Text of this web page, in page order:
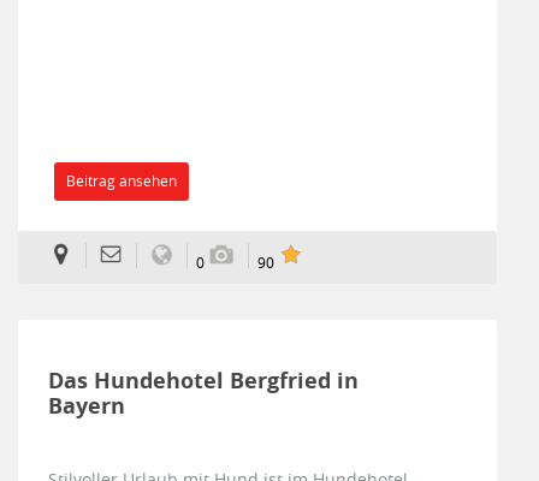
Beitrag ansehen
0 90
Das Hundehotel Bergfried in
Bayern